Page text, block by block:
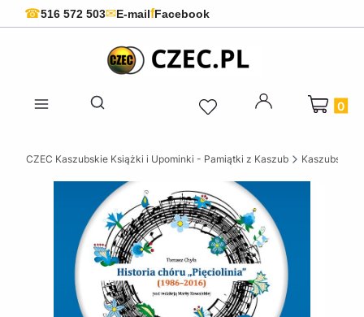
☎516 572 503✉E-mailfFacebook
Otwórz wyszukiwarkę
Produkty
CZEC Kaszubskie Książki i Upominki - Pamiątki z Kaszub Kaszubskie